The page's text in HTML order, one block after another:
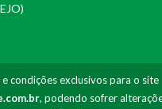
e condições exclusivos para o site
, podendo sofrer